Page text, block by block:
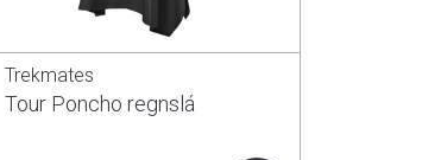
Trekmates
Tour Poncho regnslá